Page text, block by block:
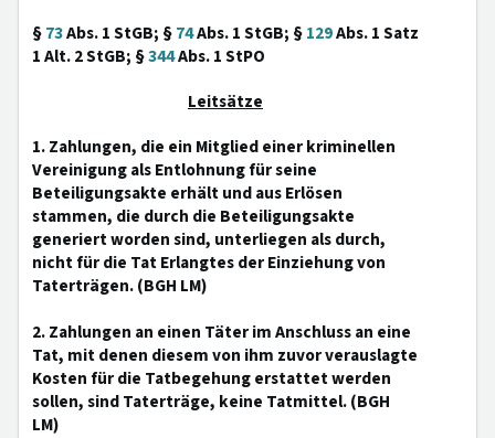
§73Abs. 1 StGB; §74Abs. 1 StGB; §129Abs. 1 Satz
1 Alt. 2 StGB; §344Abs. 1 StPO
Leitsätze
1. Zahlungen, die ein Mitglied einer kriminellen
Vereinigung als Entlohnung für seine
Beteiligungsakte erhält und aus Erlösen
stammen, die durch die Beteiligungsakte
generiert worden sind, unterliegen als durch,
nicht für die Tat Erlangtes der Einziehung von
Taterträgen. (BGH LM)
2. Zahlungen an einen Täter im Anschluss an eine
Tat, mit denen diesem von ihm zuvor verauslagte
Kosten für die Tatbegehung erstattet werden
sollen, sind Taterträge, keine Tatmittel. (BGH
LM)